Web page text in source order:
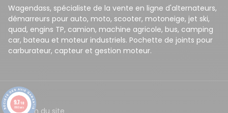
Wagendass, spécialiste de la vente en ligne d'alternateurs,
démarreurs pour auto, moto, scooter, motoneige, jet ski,
quad, engins TP, camion, machine agricole, bus, camping
car, bateau et moteur industriels. Pochette de joints pour
carburateur, capteur et gestion moteur.
CGVPlan du site
9.7/10
8160 avis